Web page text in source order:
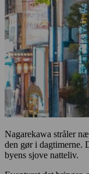
Nagarekawa stråler
den gør i dagtimerne.
byens sjove natteliv.